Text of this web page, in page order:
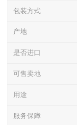
包装方式
产地
是否进口
可售卖地
用途
服务保障